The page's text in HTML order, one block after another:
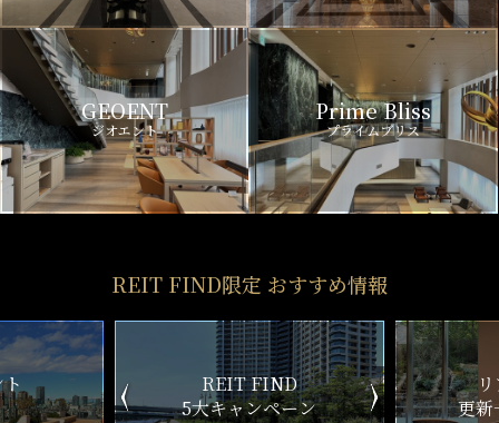
GEOENT
ジオエント
Prime Bliss
プライムブリス
REIT FIND限定 おすすめ情報
ン
リアルタイム
更新一覧チェック
新